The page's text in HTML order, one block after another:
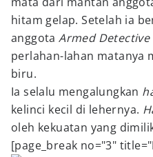
hitam gelap. Setelah ia
anggotaArmed
perlahan-lahan matanya
biru.
Ia selalu mengalungkan
kelinci kecil di lehernya.
oleh kekuatan yang
[page_break no="3"